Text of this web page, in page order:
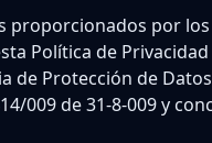
proporcionados por
Política de
Protección de
009 de 31-8-009 y